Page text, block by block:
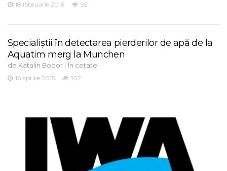
18 februarie 2016
95
Specialiştii în detectarea pierderilor de apă de la
Aquatim merg la Munchen
de Katalin Bodor | În cetate
16 aprilie 2015
102